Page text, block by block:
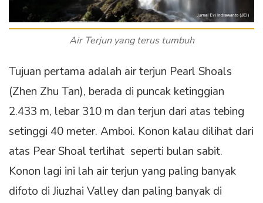
Air Terjun yang terus tumbuh
Tujuan pertama adalah air terjun Pearl Shoals
(Zhen Zhu Tan), berada di puncak ketinggian
2.433 m, lebar 310 m dan terjun dari atas tebing
setinggi 40 meter. Amboi. Konon kalau dilihat dari
atas Pear Shoal terlihat seperti bulan sabit.
Konon lagi ini lah air terjun yang paling banyak
difoto di Jiuzhai Valley dan paling banyak di